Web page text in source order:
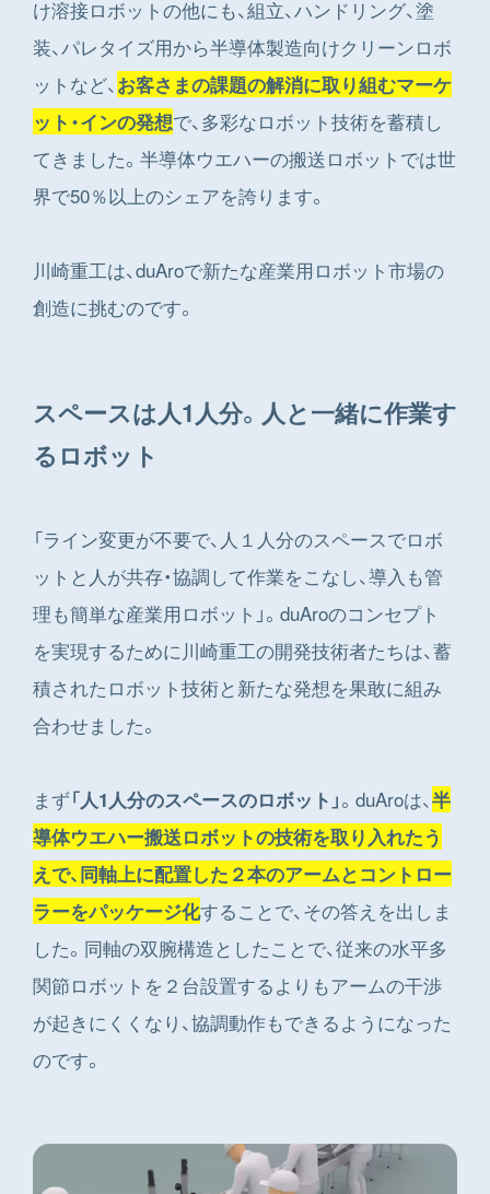
け溶接ロボットの他にも、組立、ハンドリング、塗
装、パレタイズ用から半導体製造向けクリーンロボ
ットなど、お客さまの課題の解消に取り組むマーケ
ット・インの発想で、多彩なロボット技術を蓄積し
てきました。半導体ウエハーの搬送ロボットでは世
界で50％以上のシェアを誇ります。
川崎重工は、duAroで新たな産業用ロボット市場の
創造に挑むのです。
スペースは人1人分。人と一緒に作業す
るロボット
「ライン変更が不要で、人１人分のスペースでロボ
ットと人が共存・協調して作業をこなし、導入も管
理も簡単な産業用ロボット」。duAroのコンセプト
を実現するために川崎重工の開発技術者たちは、蓄
積されたロボット技術と新たな発想を果敢に組み
合わせました。
まず「人1人分のスペースのロボット」。duAroは、半
導体ウエハー搬送ロボットの技術を取り入れたう
えで、同軸上に配置した２本のアームとコントロー
ラーをパッケージ化することで、その答えを出しま
した。同軸の双腕構造としたことで、従来の水平多
関節ロボットを２台設置するよりもアームの干渉
が起きにくくなり、協調動作もできるようになった
のです。